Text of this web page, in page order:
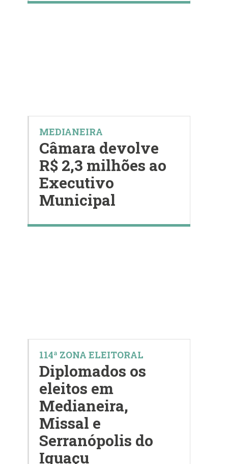
MEDIANEIRA
Câmara devolve
R$ 2,3 milhões ao
Executivo
Municipal
114ª ZONA ELEITORAL
Diplomados os
eleitos em
Medianeira,
Missal e
Serranópolis do
Iguaçu